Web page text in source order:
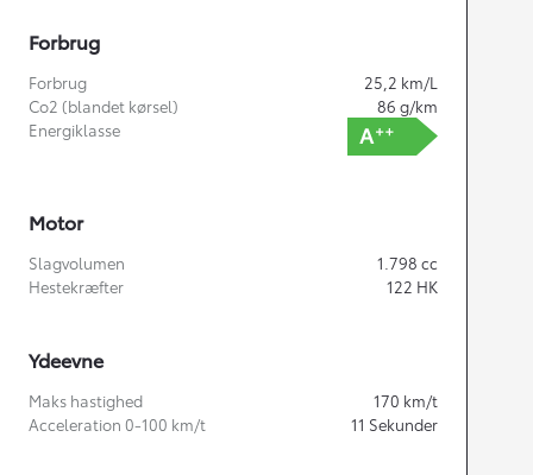
Forbrug
Forbrug 25,2 km/L
Co2 (blandet kørsel)
86 g/km
Energiklasse
Motor
Slagvolumen 1.798 cc
Hestekræfter
122 HK
Ydeevne
Maks hastighed 170 km/t
Acceleration 0-100 km/t
11 Sekunder